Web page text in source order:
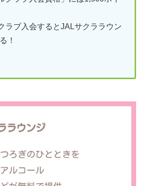
ラブ入会するとJALサクララウン
！